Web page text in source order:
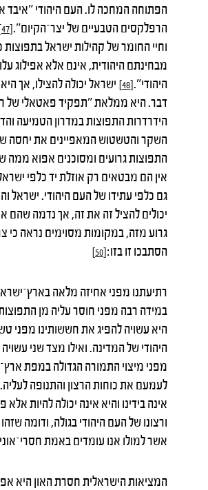
הפתוחה המחכה לו. העם היהודי "איבד
הרפלקסים הטבעיים של יצר־הקיום".[47]
וחיי החומר של קהילות ישראל בתפוצות
מבחינתם היהודית, אינם אלא אפילוג
היהודי".[48]
ישראל יכולה להצילו, אך
דבר. היא ממלאת "תפקיד פאטאלי של
הידרדרות התפוצות במדרון הטמיעה
השקר והטשטוש המאפיינים את יחסה
התפוצות גרועים ומסוכנים אפוא
אין הם מבטאים רק אוזלת יד כלפי
גם כלפי עתידו של העם היהודי. ישראל
יכולים להציל זה את זה, אך נדמה שהם
גרוע מזה, במקומות מסוימים נראה כי
הסתבכו זו בזו:[50]
רתיעתנו מפני אחיזה מלאה
במידה רבה מפני חוסר עליה מן
היא עשויה להפיג את חששותינו מפני
היהודי של המדינה. ואילו מצד שני עשויה
מפני מיצוי התמורה הגדולה במפת
לעמעם את כוחות הרצון והתנופה לעליה.
אינה בידינו והיא אינה יכולה להיות אלא
ורצונו של העם היהודי בגולה, ודומה
אשר למולו אנו עומדים באמת
המציאות הישראלית חסרת האון היא